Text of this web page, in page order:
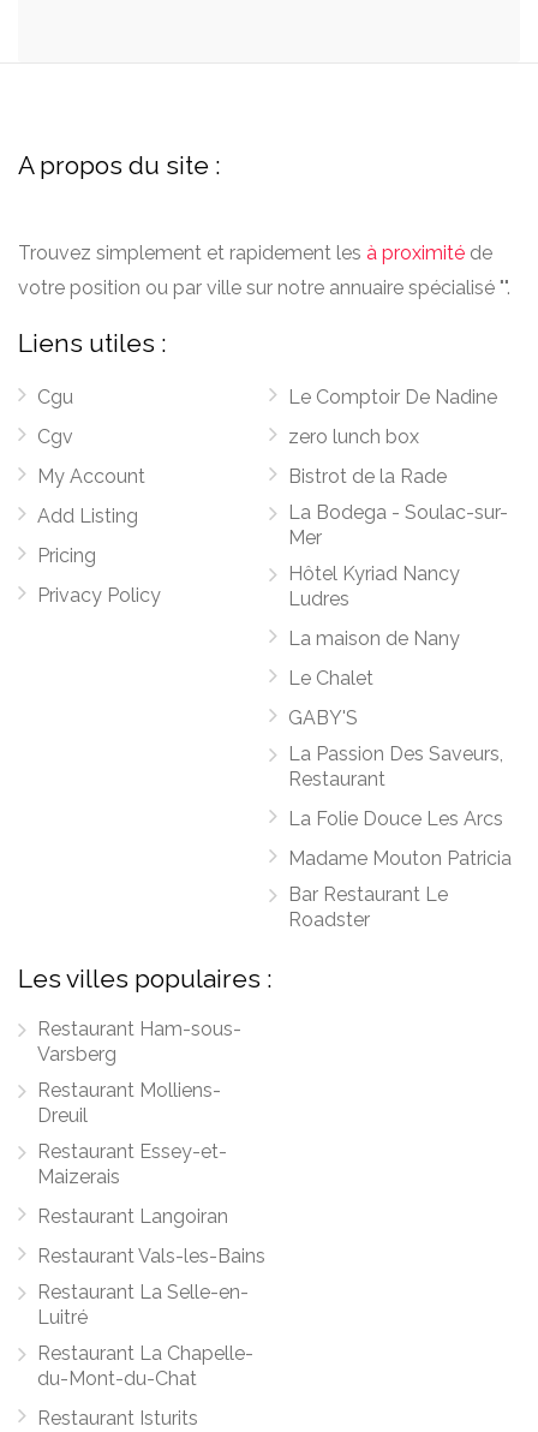
A propos du site :
Trouvez simplement et rapidement les à proximité de
votre position ou par ville sur notre annuaire spécialisé "".
Liens utiles :
Cgu
Cgv
My Account
Add Listing
Pricing
Privacy Policy
Le Comptoir De Nadine
zero lunch box
Bistrot de la Rade
La Bodega - Soulac-sur-
Mer
Hôtel Kyriad Nancy
Ludres
La maison de Nany
Le Chalet
GABY'S
La Passion Des Saveurs,
Restaurant
La Folie Douce Les Arcs
Madame Mouton Patricia
Bar Restaurant Le
Roadster
Les villes populaires :
Restaurant Ham-sous-
Varsberg
Restaurant Molliens-
Dreuil
Restaurant Essey-et-
Maizerais
Restaurant Langoiran
Restaurant Vals-les-Bains
Restaurant La Selle-en-
Luitré
Restaurant La Chapelle-
du-Mont-du-Chat
Restaurant Isturits